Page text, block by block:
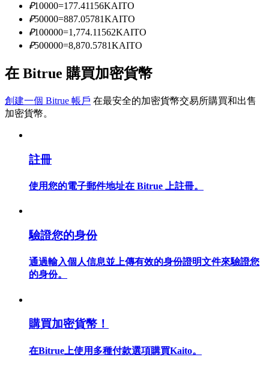
合約資訊
包含交易情況等的大數據分析
合約指南
合約功能使用指南
學習如何保持盈利
₽10000=177.41156KAITO
₽50000=887.05781KAITO
₽100000=1,774.11562KAITO
₽500000=8,870.5781KAITO
在 Bitrue 購買加密貨幣
創建一個 Bitrue 帳戶 在最安全的加密貨幣交易所購買和出售
加密貨幣。
註冊
使用您的電子郵件地址在 Bitrue 上註冊。
驗證您的身份
通過輸入個人信息並上傳有效的身份證明文件來驗證您
的身份。
購買加密貨幣！
在Bitrue上使用多種付款選項購買Kaito。